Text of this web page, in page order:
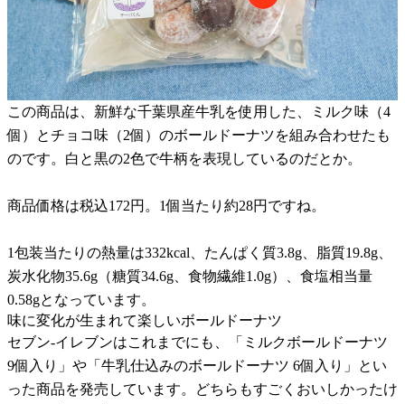
この商品は、新鮮な千葉県産牛乳を使用した、ミルク味（4
個）とチョコ味（2個）のボールドーナツを組み合わせたも
のです。白と黒の2色で牛柄を表現しているのだとか。
商品価格は税込172円。1個当たり約28円ですね。
1包装当たりの熱量は332kcal、たんぱく質3.8g、脂質19.8g、
炭水化物35.6g（糖質34.6g、食物繊維1.0g）、食塩相当量
0.58gとなっています。
味に変化が生まれて楽しいボールドーナツ
セブン-イレブンはこれまでにも、「ミルクボールドーナツ
9個入り」や「牛乳仕込みのボールドーナツ 6個入り」とい
った商品を発売しています。どちらもすごくおいしかったけ